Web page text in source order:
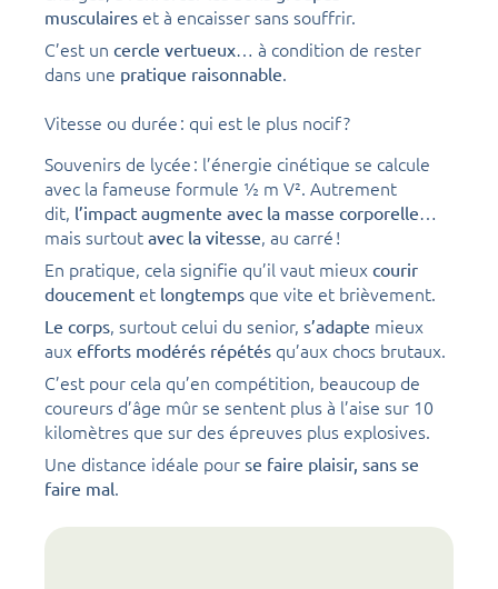
musculaires et à encaisser sans souffrir.
C’est un cercle vertueux… à condition de rester
dans une pratique raisonnable.
Vitesse ou durée : qui est le plus nocif ?
Souvenirs de lycée : l’énergie cinétique se calcule
avec la fameuse formule ½ m V². Autrement
dit, l’impact augmente avec la masse corporelle…
mais surtout avec la vitesse, au carré !
En pratique, cela signifie qu’il vaut mieux courir
doucement et longtemps que vite et brièvement.
Le corps, surtout celui du senior, s’adapte mieux
aux efforts modérés répétés qu’aux chocs brutaux.
C’est pour cela qu’en compétition, beaucoup de
coureurs d’âge mûr se sentent plus à l’aise sur 10
kilomètres que sur des épreuves plus explosives.
Une distance idéale pour se faire plaisir, sans se
faire mal.